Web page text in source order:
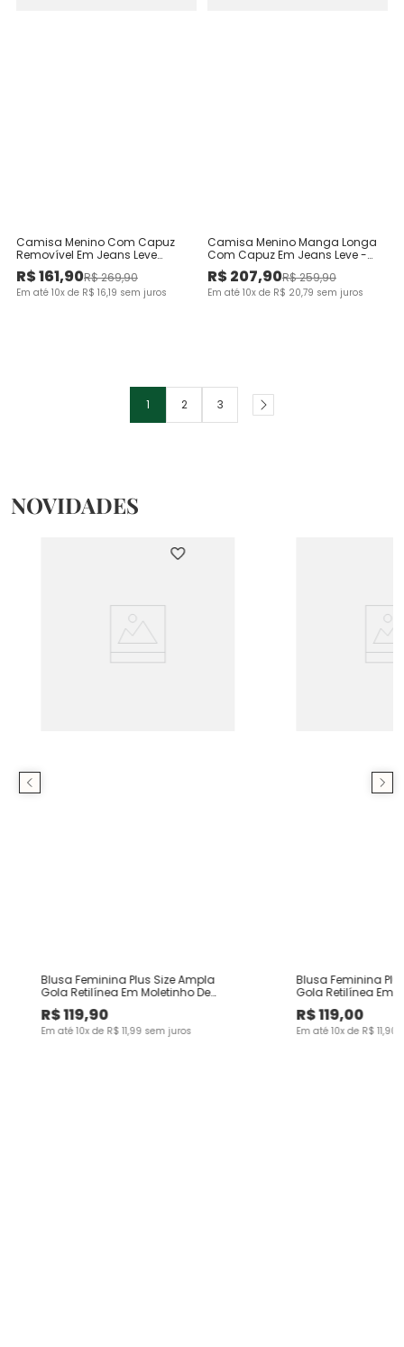
Camisa Menino Com Capuz
Removível Em Jeans Leve
Malwee Kids
R$161,90R$269,90
Em até 10x de R$ 16,19 sem juros
Camisa Menino Manga Longa
Com Capuz Em Jeans Leve -
Carinhoso
R$207,90R$259,90
Em até 10x de R$ 20,79 sem juros
1 2 3
NOVIDADES
Blusa Feminina Plus Size Ampla
Gola Retilínea Em Moletinho De
Viscose
R$119,90
Em até10x de R$ 11,99 sem juros
Blusa Feminina
Gola Retilínea Em
Viscose
R$119,00
Em até10x de R$ 11,90